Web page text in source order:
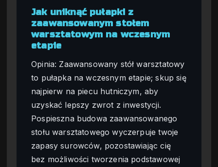
Jak uniknąć pułapki z
zaawansowanym stołem
warsztatowym na wczesnym
etapie
Opinia: Zaawansowany stół warsztatowy
to pułapka na wczesnym etapie; skup się
najpierw na piecu hutniczym, aby
uzyskać lepszy zwrot z inwestycji.
Pospieszna budowa zaawansowanego
stołu warsztatowego wyczerpuje twoje
zapasy surowców, pozostawiając cię
bez możliwości tworzenia podstawowej